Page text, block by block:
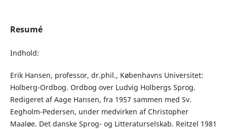
Resumé
Indhold:
Erik Hansen, professor, dr.phil., Københavns Universitet:
Holberg-Ordbog. Ordbog over Ludvig Holbergs Sprog.
Redigeret af Aage Hansen, fra 1957 sammen med Sv.
Eegholm-Pedersen, under medvirken af Christopher
Maaløe. Det danske Sprog- og Litteraturselskab. Reitzel 1981